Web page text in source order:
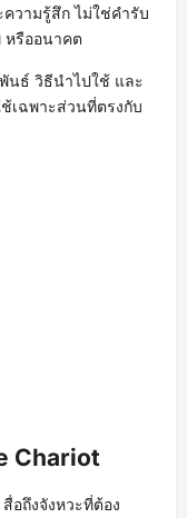
วามรู้สึก ไม่ใช่คำรับ
หรืออนาคต
นธ์ วิธีนำไปใช้ และ
เฉพาะส่วนที่ตรงกับ
Chariot
อถึงจังหวะที่ต้อง